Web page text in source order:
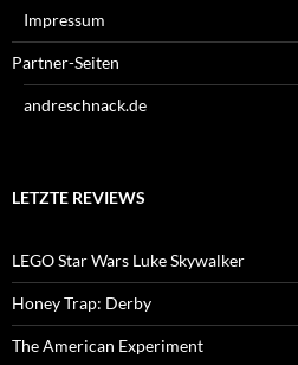
Impressum
Partner-Seiten
andreschnack.de
LETZTE REVIEWS
LEGO Star Wars Luke Skywalker
Honey Trap: Derby
The American Experiment